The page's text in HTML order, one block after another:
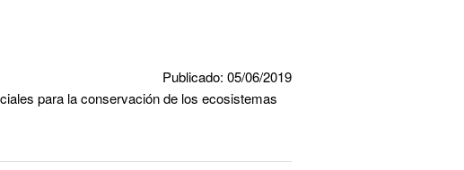
Publicado: 05/06/2019
para la conservación de los ecosistemas